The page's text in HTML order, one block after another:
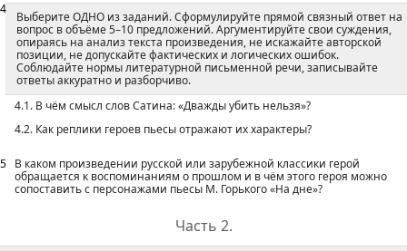
4
Выберите ОДНО из заданий. Сформулируйте прямой связный ответ на
вопрос в объёме 5–10 предложений. Аргументируйте свои суждения,
опираясь на анализ текста произведения, не искажайте авторской
позиции, не допускайте фактических и логических ошибок.
Соблюдайте нормы литературной письменной речи, записывайте
ответы аккуратно и разборчиво.
4.1. В чём смысл слов Сатина: «Дважды убить нельзя»?
4.2. Как реплики героев пьесы отражают их характеры?
5
В каком произведении русской или зарубежной классики герой
обращается к воспоминаниям о прошлом и в чём этого героя можно
сопоставить с персонажами пьесы М. Горького «На дне»?
Часть 2.